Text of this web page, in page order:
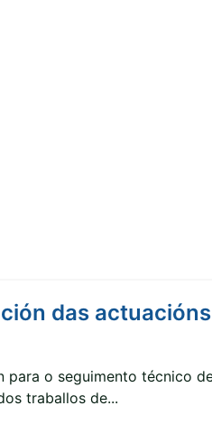
das
o seguimento técnico
traballos de...